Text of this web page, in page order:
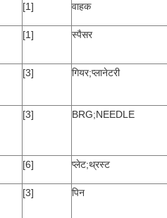
[1] वाहक
[1] स्पैसर
[3] गियर;प्लानेटरी
[3] BRG;NEEDLE
[6] प्लेट;थ्रस्ट
[3] पिन